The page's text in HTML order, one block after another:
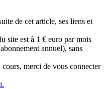
de cet article, ses liens et
site est à 1 € euro par mois
annuel), sans
merci de vous connecter